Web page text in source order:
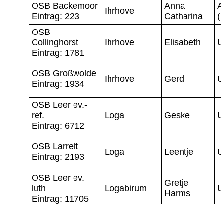
OSB Backemoor
Eintrag: 223
Ihrhove
Anna
Catharina
OSB
Collinghorst
Eintrag: 1781
Ihrhove Elisabeth
OSB Großwolde
Eintrag: 1934
Ihrhove Gerd
OSB Leer ev.-
ref.
Eintrag: 6712
Loga Geske
OSB Larrelt
Eintrag: 2193
Loga Leentje
OSB Leer ev.
luth
Eintrag: 11705
Logabirum
Gretje
Harms